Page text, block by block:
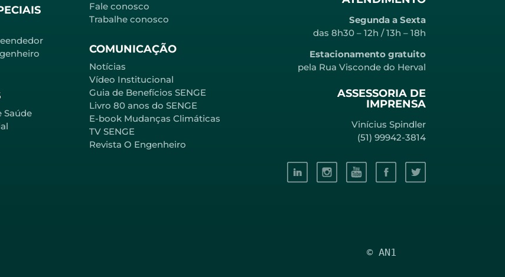
Saúde
Fale conosco
Trabalhe conosco
COMUNICAÇÃO
Notícias
Vídeo Institucional
Guia de Benefícios SENGE
Livro 80 anos do SENGE
E-book Mudanças Climáticas
TV SENGE
Revista O Engenheiro
Segunda a Sexta
das 8h30 – 12h / 13h – 18h
Estacionamento gratuito
pela Rua Visconde do Herval
ASSESSORIA DE
IMPRENSA
Vinícius Spindler
(51) 99942-3814
© AN1